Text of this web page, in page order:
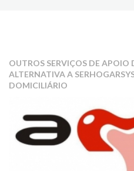
OUTROS SERVIÇOS DE APOIO
ALTERNATIVA A
DOMICILIÁRIO